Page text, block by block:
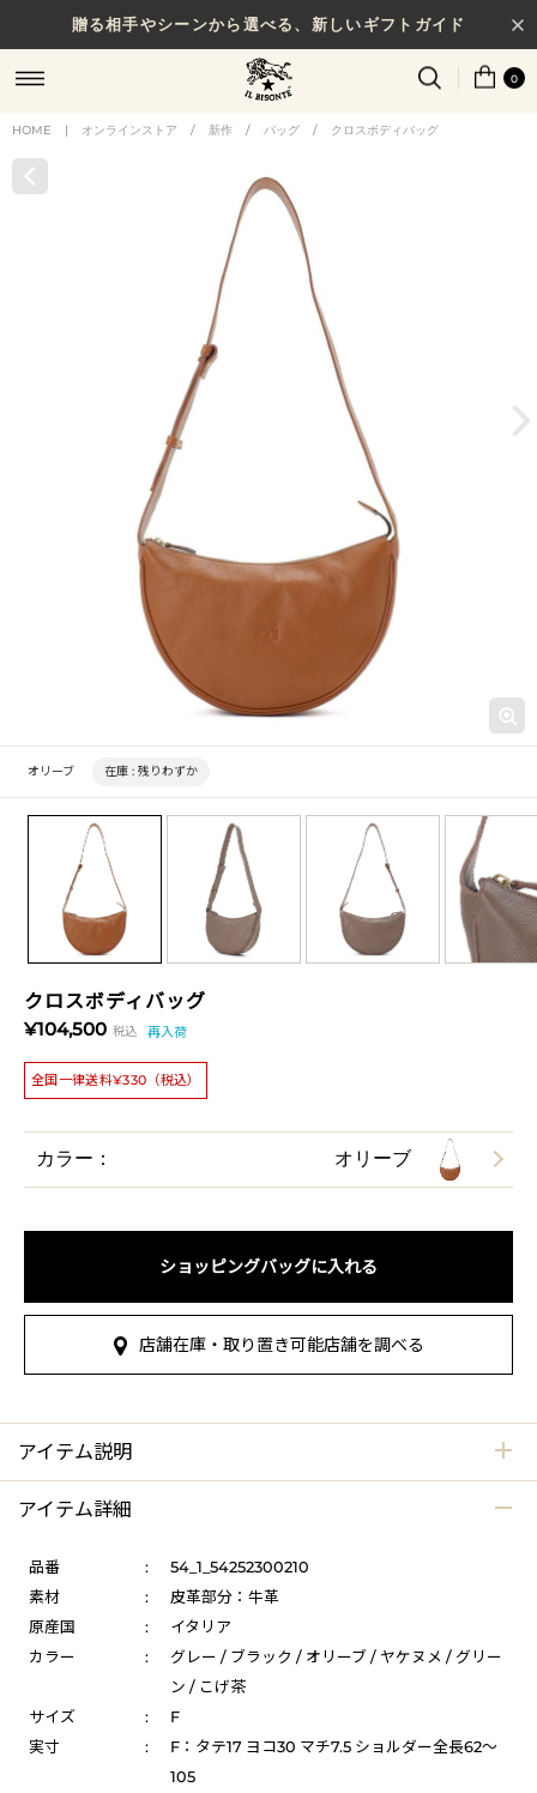
贈る相手やシーンから選べる、新しいギフトガイド
0
HOME | オンラインストア / 新作 / バッグ / クロスボディバッグ
クロスボディバッグ
¥104,500 税込 再入荷
全国一律送料¥330（税込）
オリーブ 在庫 : 残りわずか
カラー： オリーブ
ショッピングバッグに入れる
店舗在庫・取り置き可能店舗を調べる
アイテム説明
アイテム詳細
品番 :
54_1_54252300210
素材
:
皮革部分：牛革
原産国
:
イタリア
カラー
:
グレー / ブラック / オリーブ / ヤケヌメ / グリー
ン / こげ茶
サイズ
:
F
実寸
:
F：タテ17 ヨコ30 マチ7.5 ショルダー全長62～
105